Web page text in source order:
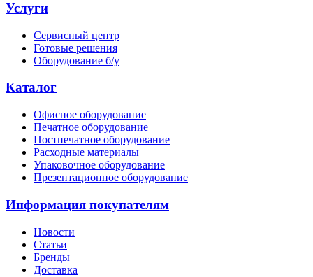
Услуги
Сервисный центр
Готовые решения
Оборудование б/у
Каталог
Офисное оборудование
Печатное оборудование
Постпечатное оборудование
Расходные материалы
Упаковочное оборудование
Презентационное оборудование
Информация покупателям
Новости
Статьи
Бренды
Доставка